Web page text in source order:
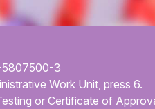
3
Work Unit, press 6.
or Certificate of